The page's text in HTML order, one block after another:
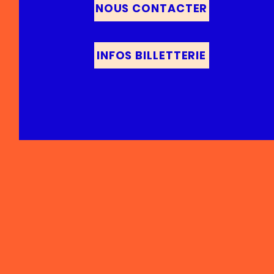
NOUS CONTACTER
INFOS BILLETTERIE